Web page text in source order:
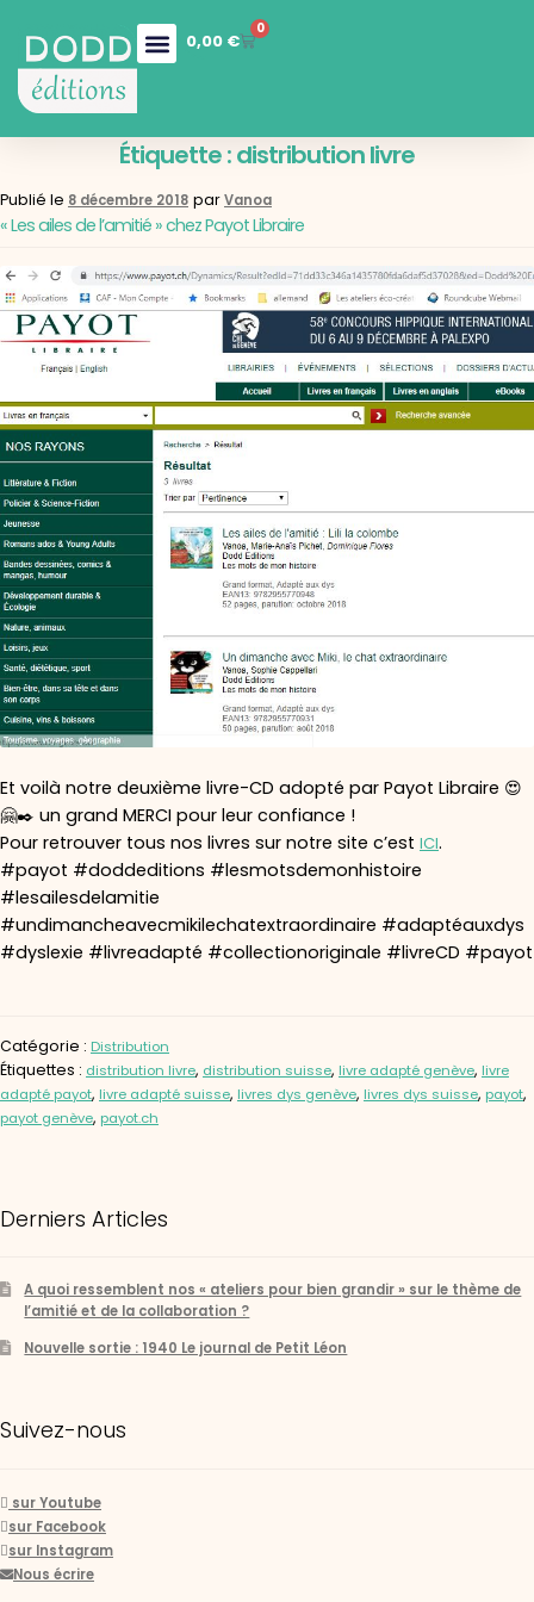
0,00 €
0
Étiquette :distribution livre
Publié le 8 décembre 2018 parVanoa
« Les ailes de l’amitié » chez Payot Libraire
Et voilà notre deuxième livre-CD adopté par Payot Libraire 😍
🤗✒️ un grand MERCI pour leur confiance !
Pour retrouver tous nos livres sur notre site c’est ICI.
#payot #doddeditions #lesmotsdemonhistoire
#lesailesdelamitie
#undimancheavecmikilechatextraordinaire #adaptéauxdys
#dyslexie #livreadapté #collectionoriginale #livreCD #payot
Catégorie : Distribution
Étiquettes : distribution livre, distribution suisse, livre adapté genève, livre
adapté payot, livre adapté suisse, livres dys genève, livres dys suisse, payot,
payot genève, payot.ch
Derniers Articles
A quoi ressemblent nos « ateliers pour bien grandir » sur le thème de
l’amitié et de la collaboration ?
Nouvelle sortie : 1940 Le journal de Petit Léon
Suivez-nous
sur Youtube
sur Facebook
sur Instagram
Nous écrire